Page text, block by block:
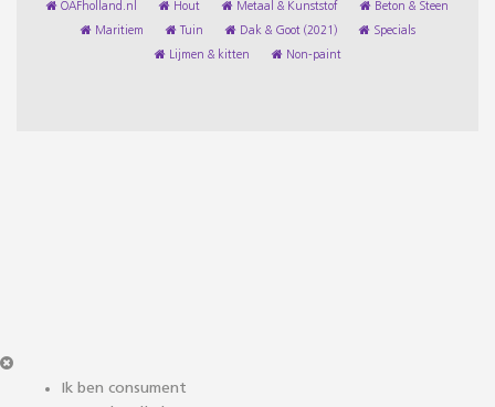
OAFholland.nl Hout Metaal & Kunststof Beton & Steen
Maritiem Tuin Dak & Goot (2021) Specials
Lijmen & kitten Non-paint
Ik ben consument